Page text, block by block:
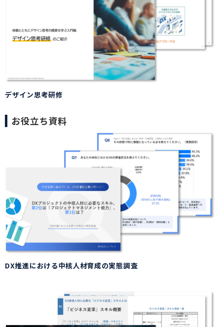
デザイン思考研修
お役立ち資料
DX推進における中核人材育成の実態調査